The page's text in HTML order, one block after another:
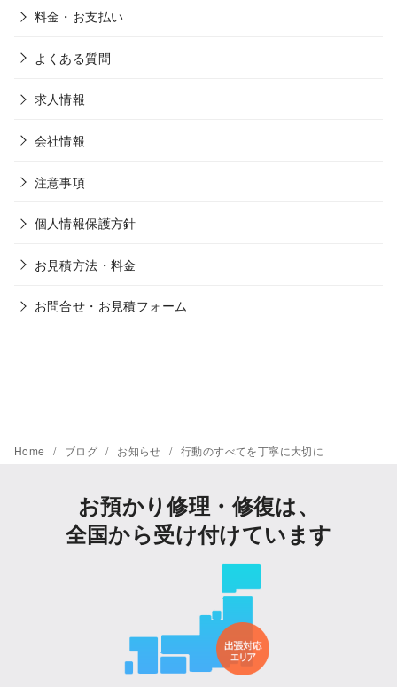
料金・お支払い
よくある質問
求人情報
会社情報
注意事項
個人情報保護方針
お見積方法・料金
お問合せ・お見積フォーム
Home ブログ お知らせ 行動のすべてを丁寧に大切に
お預かり修理・修復は、
全国から受け付けています